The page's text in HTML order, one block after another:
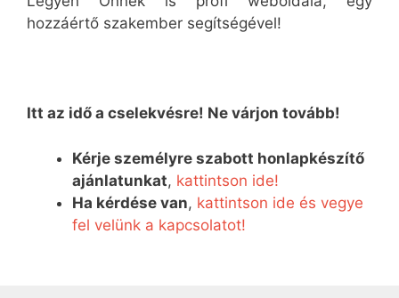
hozzáértő szakember segítségével!
Itt az idő a cselekvésre! Ne várjon tovább!
Kérje személyre szabott honlapkészítő
ajánlatunkat, kattintson ide!
Ha kérdése van, kattintson ide és vegye
fel velünk a kapcsolatot!